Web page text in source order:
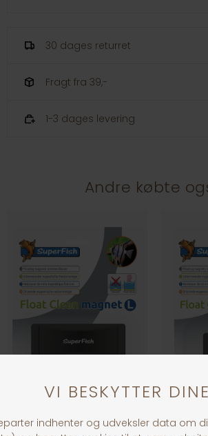
30 dages returret
Fragt fra 39,-
1-3 dages levering
Andre købte
DKK 149,00
DKK